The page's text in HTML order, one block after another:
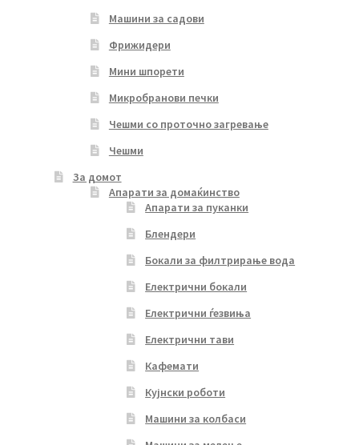
Машини за садови
Фрижидери
Мини шпорети
Микробранови печки
Чешми со проточно загревање
Чешми
За домот
Апарати за домаќинство
Апарати за пуканки
Блендери
Бокали за филтрирање вода
Електрични бокали
Електрични ѓезвиња
Електрични тави
Кафемати
Кујнски роботи
Машини за колбаси